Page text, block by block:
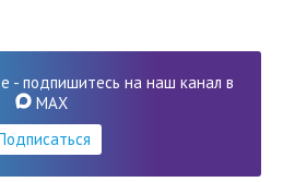
- подпишитесь на наш канал в
MAX